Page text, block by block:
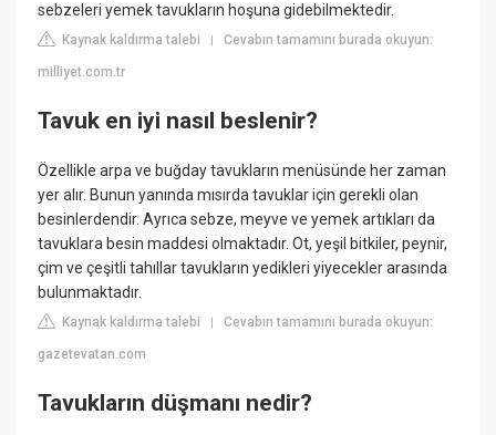
sebzeleri yemek tavukların hoşuna gidebilmektedir.
Kaynak kaldırma talebi |Cevabın tamamını burada okuyun:
milliyet.com.tr
Tavuk en iyi nasıl beslenir?
Özellikle arpa ve buğday tavukların menüsünde her zaman
yer alır. Bunun yanında mısırda tavuklar için gerekli olan
besinlerdendir. Ayrıca sebze, meyve ve yemek artıkları da
tavuklara besin maddesi olmaktadır. Ot, yeşil bitkiler, peynir,
çim ve çeşitli tahıllar tavukların yedikleri yiyecekler arasında
bulunmaktadır.
Kaynak kaldırma talebi |Cevabın tamamını burada okuyun:
gazetevatan.com
Tavukların düşmanı nedir?